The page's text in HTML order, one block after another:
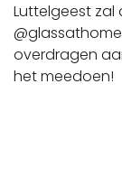
Luttelgeest
overdragen
het meedoen!